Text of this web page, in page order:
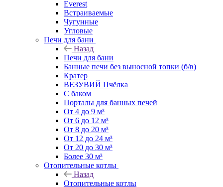
Everest
Встраиваемые
Чугунные
Угловые
Печи для бани
Назад
Печи для бани
Банные печи без выносной топки (б/в)
Кратер
ВЕЗУВИЙ Пчёлка
С баком
Порталы для банных печей
От 4 до 9 м³
От 6 до 12 м³
От 8 до 20 м³
От 12 до 24 м³
От 20 до 30 м³
Более 30 м³
Отопительные котлы
Назад
Отопительные котлы